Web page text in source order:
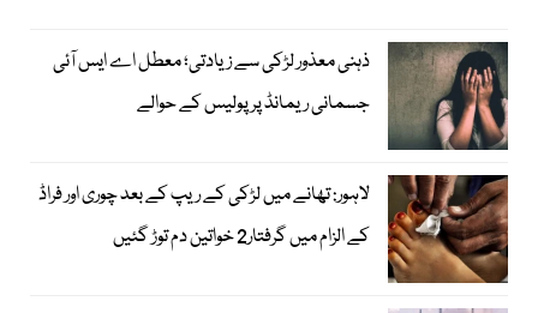
ذہنی معذور لڑکی سے زیادتی؛ معطل اے ایس آئی
جسمانی ریمانڈ پر پولیس کے حوالے
لاہور: تھانے میں لڑکی کے ریپ کے بعد چوری اور فراڈ
کے الزام میں گرفتار2 خواتین دم توڑ گئیں